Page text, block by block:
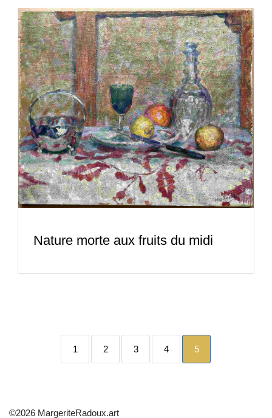
Nature morte aux fruits du midi
1 2 3 4 5
©2026 MargeriteRadoux.art